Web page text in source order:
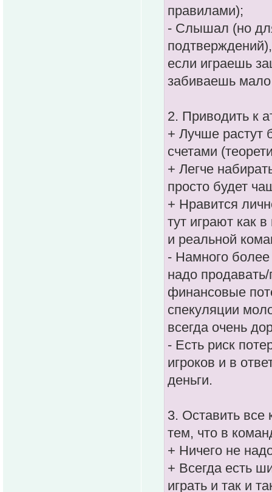
правилами);
- Слышал (но
если играешь
забиваешь мало
2. Приводить к
+ Лучше растут
счетами
+ Легче
просто будет
+ Нравится
тут играют как
и реальной
- Намного более
надо
финансовые
спекуляции
всегда очень
- Есть риск
игроков и в
деньги.
3. Оставить все
тем, что в
+ Ничего не
+ Всегда есть
играть и так и